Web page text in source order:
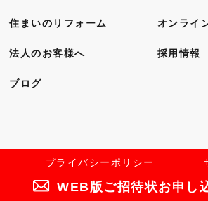
WEB版ご招待状お申し
住まいのリフォーム オンライ
法人のお客様へ 採用情報
ブログ
プライバシーポリシー
Copyright
(C) Room’s-taishodo All Rights